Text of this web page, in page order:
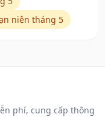
niên tháng 5
phí, cung cấp thông